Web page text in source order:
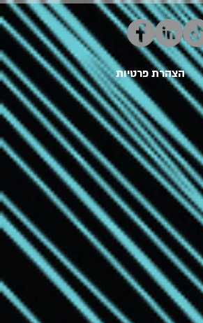
הצהרת פרטיות